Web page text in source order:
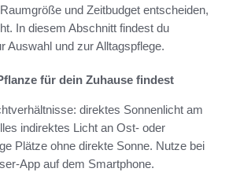
und Zeitbudget entscheiden,
In diesem Abschnitt findest du
Auswahl und zur Alltagspflege.
für dein Zuhause findest
direktes Sonnenlicht am
indirektes Licht an Ost- oder
Plätze ohne direkte Sonne. Nutze bei
App auf dem Smartphone.